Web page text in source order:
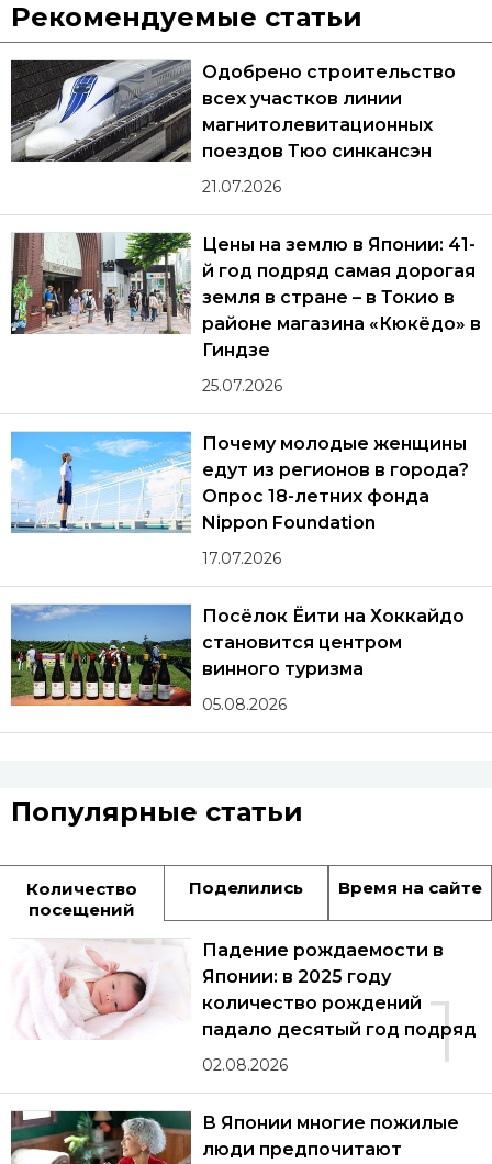
Рекомендуемые статьи
Одобрено строительство
всех участков линии
магнитолевитационных
поездов Тюо синкансэн
21.07.2026
Цены на землю в Японии: 41-
й год подряд самая дорогая
земля в стране – в Токио в
районе магазина «Кюкёдо» в
Гиндзе
25.07.2026
Почему молодые женщины
едут из регионов в города?
Опрос 18-летних фонда
Nippon Foundation
17.07.2026
Посёлок Ёити на Хоккайдо
становится центром
винного туризма
05.08.2026
Популярные статьи
Количество
посещений
Поделились Время на сайте
1
Падение рождаемости в
Японии: в 2025 году
количество рождений
падало десятый год подряд
02.08.2026
В Японии многие пожилые
люди предпочитают